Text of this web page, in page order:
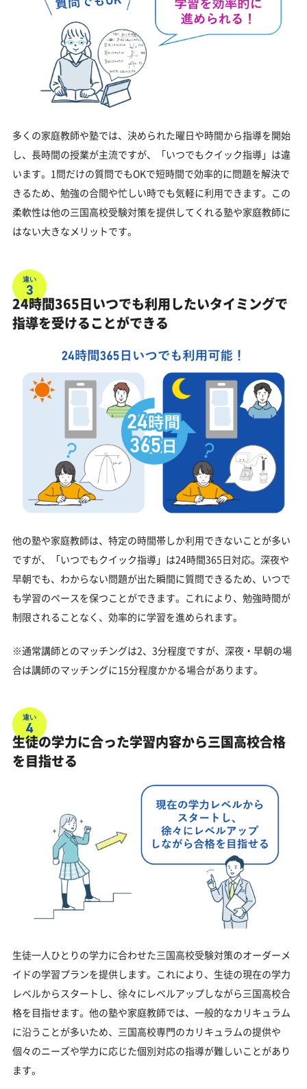
多くの家庭教師や塾では、決められた曜日や時間から指導を開始
し、長時間の授業が主流ですが、「いつでもクイック指導」は違
います。1問だけの質問でもOKで短時間で効率的に問題を解決で
きるため、勉強の合間や忙しい時でも気軽に利用できます。この
柔軟性は他の三国高校受験対策を提供してくれる塾や家庭教師に
はない大きなメリットです。
違い
3
24時間365日いつでも利用したいタイミングで
指導を受けることができる
他の塾や家庭教師は、特定の時間帯しか利用できないことが多い
ですが、「いつでもクイック指導」は24時間365日対応。深夜や
早朝でも、わからない問題が出た瞬間に質問できるため、いつで
も学習のペースを保つことができます。これにより、勉強時間が
制限されることなく、効率的に学習を進められます。
※通常講師とのマッチングは2、3分程度ですが、深夜・早朝の場
合は講師のマッチングに15分程度かかる場合があります。
違い
4
生徒の学力に合った学習内容から三国高校合格
を目指せる
生徒一人ひとりの学力に合わせた三国高校受験対策のオーダーメ
イドの学習プランを提供します。これにより、生徒の現在の学力
レベルからスタートし、徐々にレベルアップしながら三国高校合
格を目指せます。他の塾や家庭教師では、一般的なカリキュラム
に沿うことが多いため、三国高校専門のカリキュラムの提供や
個々のニーズや学力に応じた個別対応の指導が難しいことがあり
ます。